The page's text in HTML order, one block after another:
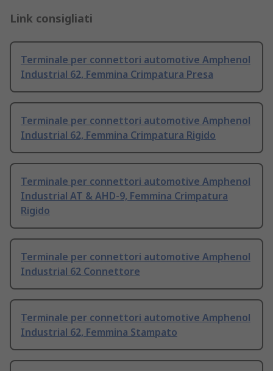
Link consigliati
Terminale per connettori automotive Amphenol
Industrial 62, Femmina Crimpatura Presa
Terminale per connettori automotive Amphenol
Industrial 62, Femmina Crimpatura Rigido
Terminale per connettori automotive Amphenol
Industrial AT & AHD-9, Femmina Crimpatura
Rigido
Terminale per connettori automotive Amphenol
Industrial 62 Connettore
Terminale per connettori automotive Amphenol
Industrial 62, Femmina Stampato